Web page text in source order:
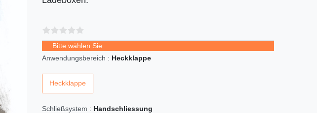
Bitte wählen Sie
Anwendungsbereich : Heckklappe
Heckklappe
Schließsystem : Handschliessung